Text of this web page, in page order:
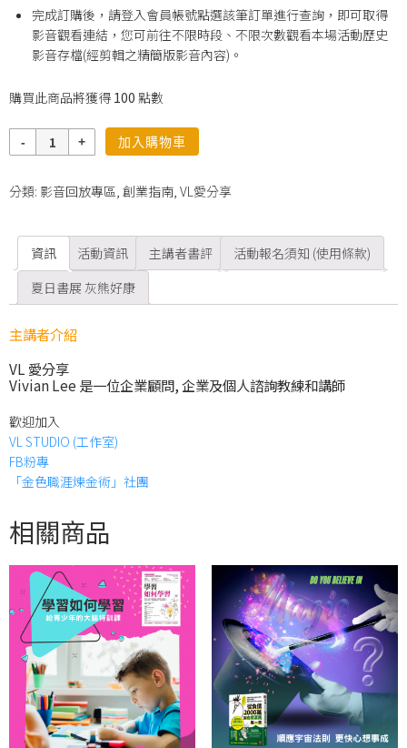
完成訂購後，請登入會員帳號點選該筆訂單進行查詢，即可取得
影音觀看連結，您可前往不限時段、不限次數觀看本場活動歷史
影音存檔(經剪輯之精簡版影音內容)。
購買此商品將獲得 100 點數
量
加入購物車
分類: 影音回放專區, 創業指南, VL愛分享
資訊 活動資訊 主講者書評
活動報名須知 (使用條款)
夏日書展 灰熊好康
主講者介紹
VL 愛分享
Vivian Lee 是一位企業顧問, 企業及個人諮詢教練和講師
歡迎加入
VL STUDIO (工作室)
FB粉專
「金色職涯煉金術」社團
相關商品